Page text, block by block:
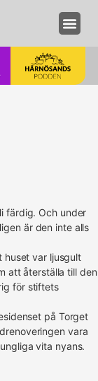
färdig. Och under
är den inte alls
huset var ljusgult
att återställa till den
för stiftets
på Torget
vara
vita nyans.